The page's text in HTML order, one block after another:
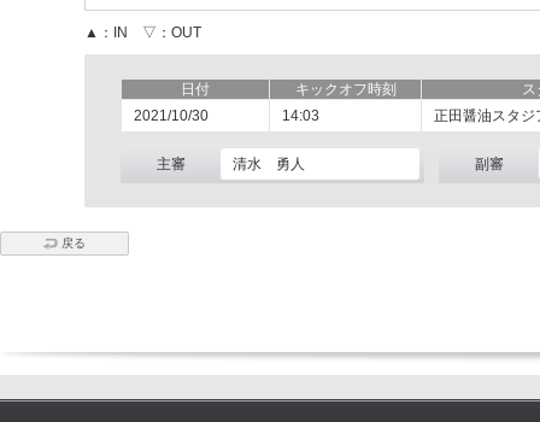
▲：IN ▽：OUT
日付 キックオフ時刻
ス
2021/10/30
14:03 正田醤油スタジ
主審 清水 勇人 副審
戻る